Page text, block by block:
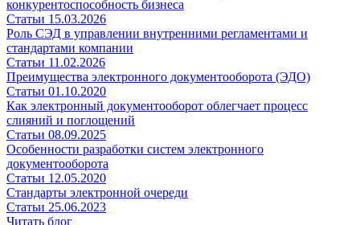
конкурентоспособность бизнеса
Статьи 15.03.2026
Роль СЭД в управлении внутренними регламентами и
стандартами компании
Статьи 11.02.2026
Преимущества электронного документооборота (ЭДО)
Статьи 01.10.2020
Как электронный документооборот облегчает процесс
слияний и поглощений
Статьи 08.09.2025
Особенности разработки систем электронного
документооборота
Статьи 12.05.2020
Стандарты электронной очереди
Статьи 25.06.2023
Читать блог